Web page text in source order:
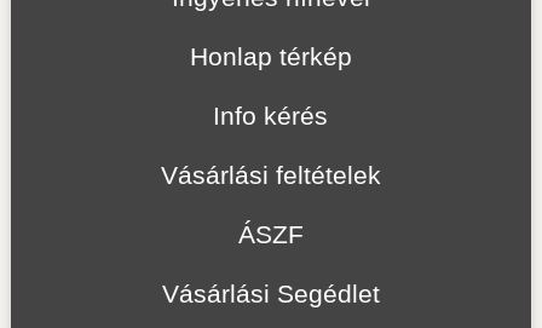
Honlap térkép
Info kérés
Vásárlási feltételek
ÁSZF
Vásárlási Segédlet